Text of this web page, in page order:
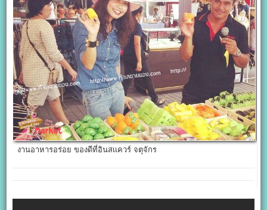
งานอาหารอร่อย ของดีที่อินสเเควร์ จตุจักร